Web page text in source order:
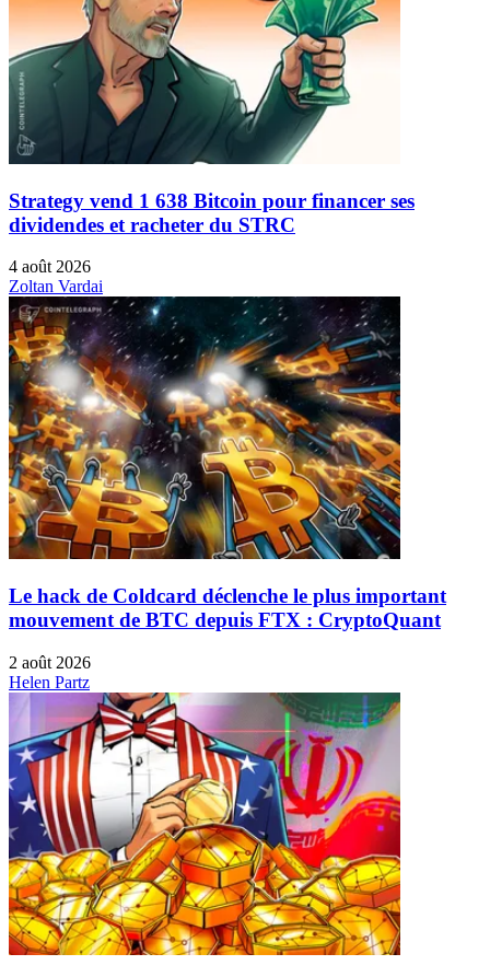
Strategy vend 1 638 Bitcoin pour financer ses
dividendes et racheter du STRC
4 août 2026
Zoltan Vardai
Le hack de Coldcard déclenche le plus important
mouvement de BTC depuis FTX : CryptoQuant
2 août 2026
Helen Partz